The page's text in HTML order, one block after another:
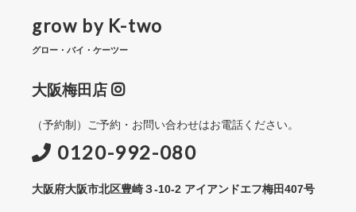
grow by K-two
グロー・バイ・ケーツー
大阪梅田店
（予約制）ご予約・お問い合わせはお電話ください。
0120-992-080
大阪府大阪市北区豊崎３-10-2 アイアンドエフ梅田407号